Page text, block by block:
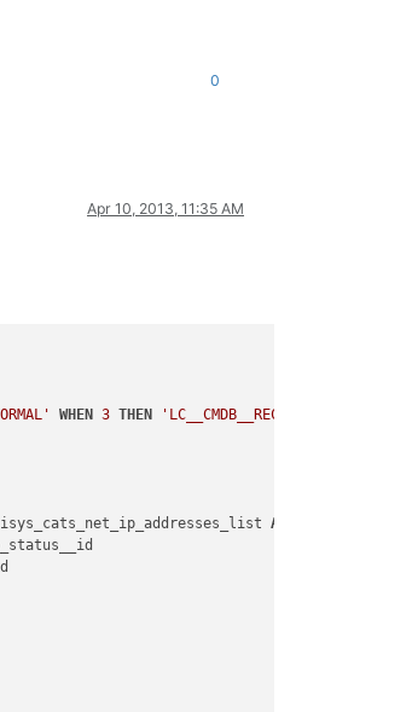
0
Apr 10, 2013, 11:35 AM
WHEN 3 THEN
isys_cats_net_ip_addresses_list AS